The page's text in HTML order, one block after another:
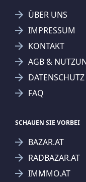
ÜBER UNS
IMPRESSUM
KONTAKT
AGB &
DATENSCHUTZ
FAQ
SCHAUEN SIE VORBEI
BAZAR.AT
RADBAZAR.AT
IMMMO.AT